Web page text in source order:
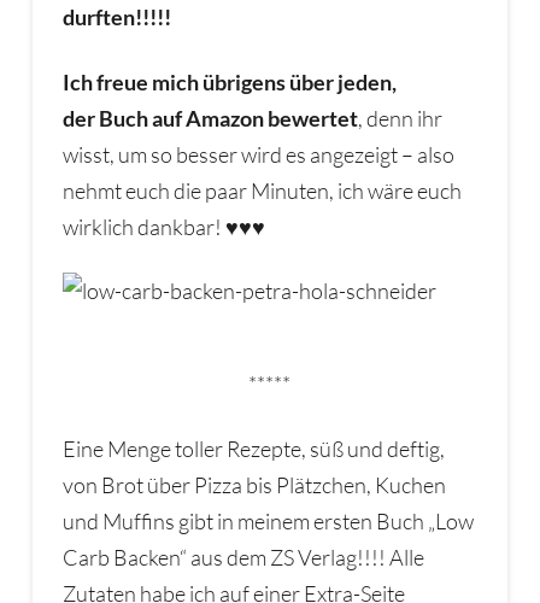
durften!!!!!
Ich freue mich übrigens über jeden,
der Buch auf Amazon bewertet, denn ihr
wisst, um so besser wird es angezeigt – also
nehmt euch die paar Minuten, ich wäre euch
wirklich dankbar! ♥♥♥
*****
Eine Menge toller Rezepte, süß und deftig,
von Brot über Pizza bis Plätzchen, Kuchen
und Muffins gibt in meinem ersten Buch „Low
Carb Backen“ aus dem ZS Verlag!!!! Alle
Zutaten habe ich auf einer Extra-Seite